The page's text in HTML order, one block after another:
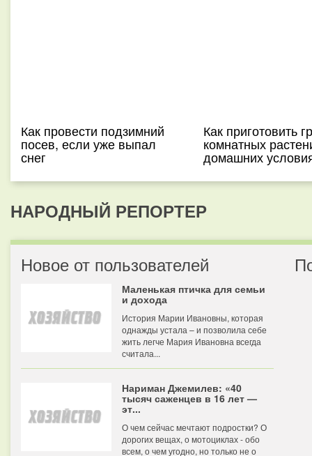
Как провести подзимний
посев, если уже выпал
снег
Как приготовить
комнатных
домашних
НАРОДНЫЙ РЕПОРТЕР
Новое от пользователей
Маленькая птичка для семьи
и дохода
История Марии Ивановны, которая
однажды устала – и позволила себе
жить легче Мария Ивановна всегда
считала...
Нариман Джемилев: «40
тысяч саженцев в 16 лет —
эт...
О чем сейчас мечтают подростки? О
дорогих вещах, о мотоциклах - обо
всем, о чем угодно, но только не о